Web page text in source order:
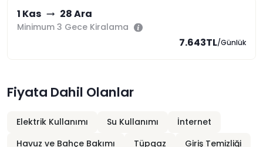
1 Kas 28 Ara
Minimum 3 Gece Kiralama
7.643TL/Günlük
Fiyata Dahil Olanlar
Elektrik Kullanımı Su Kullanımı
İnternet
Havuz ve Bahçe Bakımı
Tüpgaz Giriş Temizliği